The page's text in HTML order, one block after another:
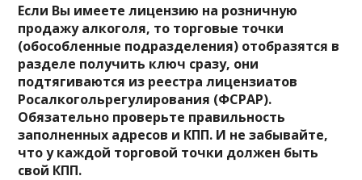
Если Вы имеете лицензию на розничную
продажу алкоголя, то торговые точки
(обособленные подразделения) отобразятся в
разделе получить ключ сразу, они
подтягиваются из реестра лицензиатов
Росалкогольрегулирования (ФСРАР).
Обязательно проверьте правильность
заполненных адресов и КПП. И не забывайте,
что у каждой торговой точки должен быть
свой КПП.